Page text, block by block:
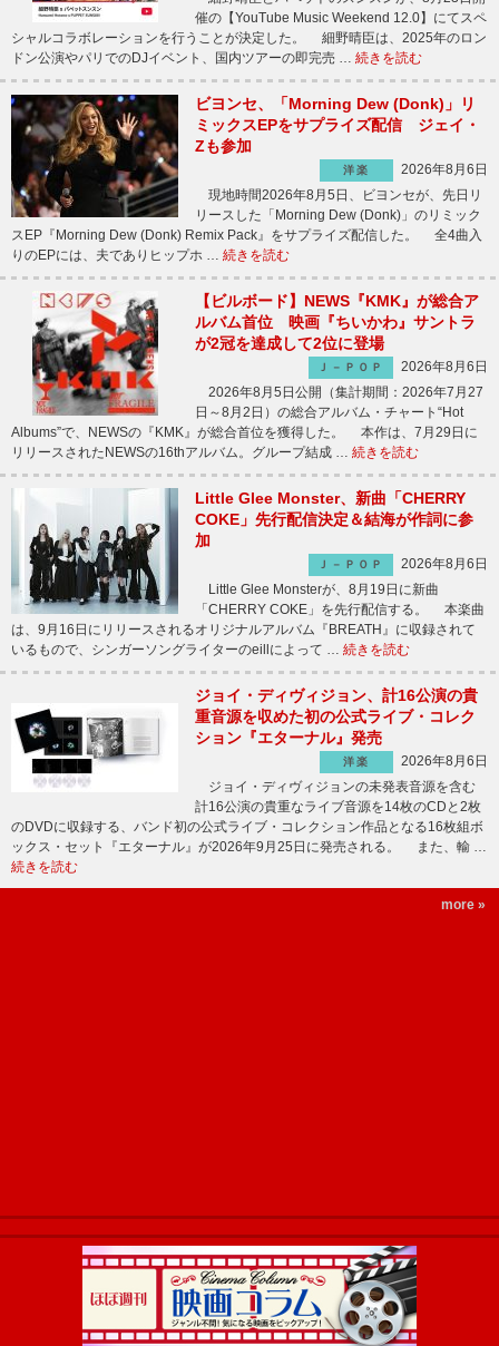
催の【YouTube Music Weekend 12.0】にてスペ
シャルコラボレーションを行うことが決定した。 細野晴臣は、2025年のロン
ドン公演やパリでのDJイベント、国内ツアーの即完売 … 続きを読む
ビヨンセ、「Morning Dew (Donk)」リ
ミックスEPをサプライズ配信 ジェイ・
Zも参加
洋楽
2026年8月6日
現地時間2026年8月5日、ビヨンセが、先日リ
リースした「Morning Dew (Donk)」のリミック
スEP『Morning Dew (Donk) Remix Pack』をサプライズ配信した。 全4曲入
りのEPには、夫でありヒップホ … 続きを読む
【ビルボード】NEWS『KMK』が総合ア
ルバム首位 映画『ちいかわ』サントラ
が2冠を達成して2位に登場
Ｊ－ＰＯＰ
2026年8月6日
2026年8月5日公開（集計期間：2026年7月27
日～8月2日）の総合アルバム・チャート“Hot
Albums”で、NEWSの『KMK』が総合首位を獲得した。 本作は、7月29日に
リリースされたNEWSの16thアルバム。グループ結成 … 続きを読む
Little Glee Monster、新曲「CHERRY
COKE」先行配信決定＆結海が作詞に参
加
Ｊ－ＰＯＰ
2026年8月6日
Little Glee Monsterが、8月19日に新曲
「CHERRY COKE」を先行配信する。 本楽曲
は、9月16日にリリースされるオリジナルアルバム『BREATH』に収録されて
いるもので、シンガーソングライターのeillによって … 続きを読む
ジョイ・ディヴィジョン、計16公演の貴
重音源を収めた初の公式ライブ・コレク
ション『エターナル』発売
洋楽
2026年8月6日
ジョイ・ディヴィジョンの未発表音源を含む
計16公演の貴重なライブ音源を14枚のCDと2枚
のDVDに収録する、バンド初の公式ライブ・コレクション作品となる16枚組ボ
ックス・セット『エターナル』が2026年9月25日に発売される。 また、輸 …
続きを読む
more »